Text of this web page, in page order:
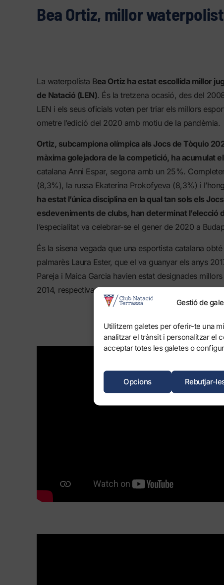
Gestió de
Utilitzem galetes per oferir-te una
analitzar el trànsit i personalitzar el
acceptar totes les galetes o
Rebutjar-
Opcions
Bea Ortiz, millor
La waterpolista Bea Ortiz ha estat escollida millor
de Natació (LEN). És la tretzena ocasió, des del
LEN i els seus oficials voten per triar els millors
ometre l’edició del 2020 amb motiu de la pandèmia.
Ortiz, subcampiona olímpica als Jocs de Tòquio
màxima golejadora de la competició, ha acumulat
catalana Anni Espar, segona amb un 25%.
(8,3%), la russa Ekaterina Prokofyeva (8,3%) i
ha estat l’única disciplina en la qual tan sols els
esdeveniments de clubs, han determinat l’elecció
l’especialitat va celebrar-se el gener de 2020 a
És la sisena vegada que una esportista catalana
palmarès Laura Ester, que el va guanyar els anys
Pareja i Maica Garcia havien estat designades
2014, respectivament.